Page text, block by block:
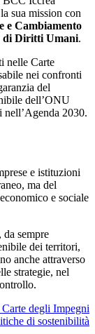
sua mission con
e Cambiamento
di Diritti Umani.
nelle Carte
nei confronti
del
dell’ONU
nell’Agenda 2030.
e istituzioni
ma del
e sociale
sempre
dei territori,
anche attraverso
strategie, nel
degli Impegni
di sostenibilità